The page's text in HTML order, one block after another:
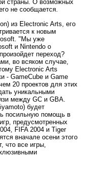
страны. О возможных
не сообщается.
из Electronic Arts, его
к новым
"Мы уже
и Nintendo о
переход?
во всяком случае,
Electronic Arts
- GameCube и Game
20 проектов для этих
уникальными
между GC и GBA.
будет
посильную помощь в
предусмотренных
FIFA 2004 и Tiger
вначале осени этого
что все игры,